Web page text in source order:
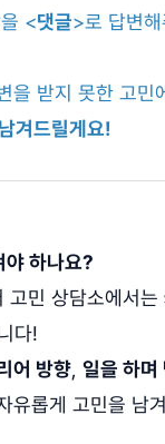
<댓글>로 답변
을 받지 못한 고민
겨드릴게요!
야 하나요?
고민 상담소에서는
다!
어 방향, 일을 하며
유롭게 고민을 남